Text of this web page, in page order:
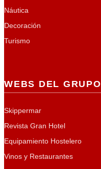
Náutica
Decoración
Turismo
WEBS DEL GRUPO
Skippermar
Revista Gran Hotel
Equipamiento Hostelero
Vinos y Restaurantes